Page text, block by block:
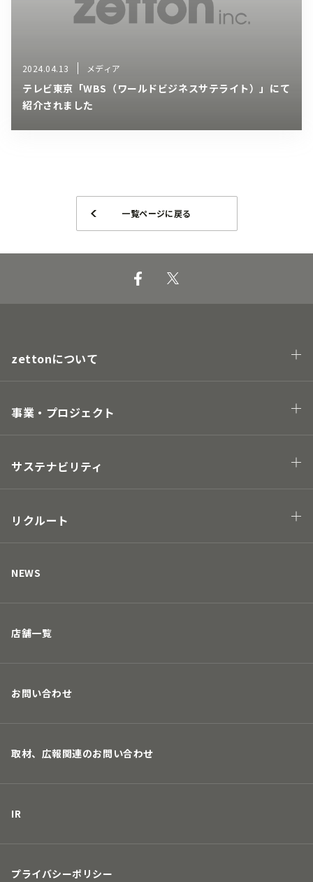
2024.04.13 メディア
テレビ東京「WBS（ワールドビジネスサテライト）」にて
紹介されました
一覧ページに戻る
zettonについて
企業理念・トップメッセージ
事業・プロジェクト
プロジェクト
Hawaii project
サステナビリティ
街の未来につながる
人の未来につながる
リクルート
募集要項
NEWS
店舗一覧
お問い合わせ
取材、広報関連のお問い合わせ
IR
プライバシーポリシー